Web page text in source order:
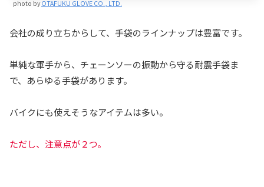
photo byOTAFUKU GLOVE CO., LTD.
会社の成り立ちからして、手袋のラインナップは豊富です。
単純な軍手から、チェーンソーの振動から守る耐震手袋ま
で、あらゆる手袋があります。
バイクにも使えそうなアイテムは多い。
ただし、注意点が２つ。